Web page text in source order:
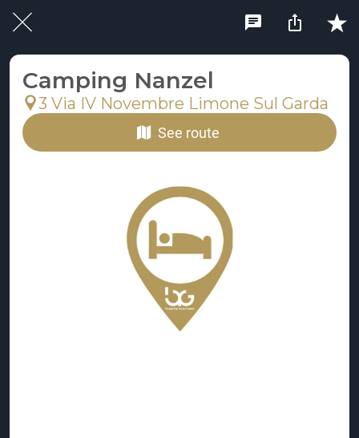
Camping Nanzel
3 Via IV Novembre Limone Sul Garda
See route